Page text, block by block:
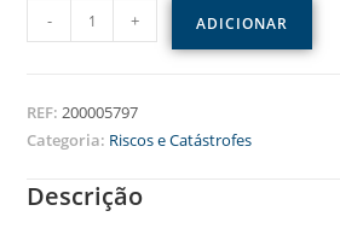
- + ADICIONAR
REF:200005797
Categoria: Riscos e Catástrofes
Descrição